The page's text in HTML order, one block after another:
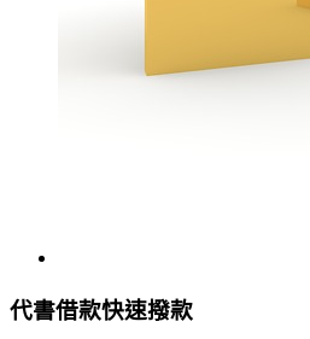
代書借款快速撥款